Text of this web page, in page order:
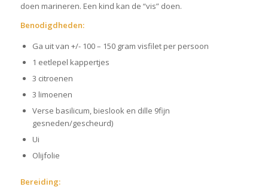
doen marineren. Een kind kan de “vis” doen.
Benodigdheden:
Ga uit van +/- 100 – 150 gram visfilet per persoon
1 eetlepel kappertjes
3 citroenen
3 limoenen
Verse basilicum, bieslook en dille 9fijn
gesneden/gescheurd)
Ui
Olijfolie
Bereiding: